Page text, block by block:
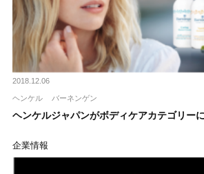
2018.12.06
ヘンケル バーネンゲン
ヘンケルジャパンがボディケアカテゴリー
企業情報